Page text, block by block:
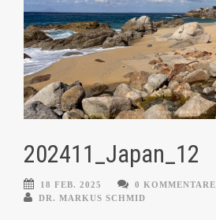
202411_Japan_12
18 FEB. 2025
0 KOMMENTARE
DR. MARKUS SCHMID